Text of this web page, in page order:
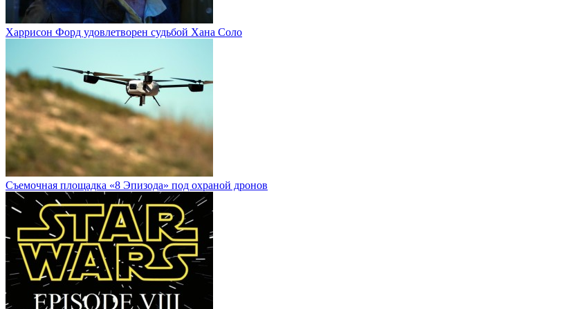
Харрисон Форд удовлетворен судьбой Хана Соло
Cъемочная площадка «8 Эпизода» под охраной дронов